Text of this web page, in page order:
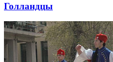
Голландцы